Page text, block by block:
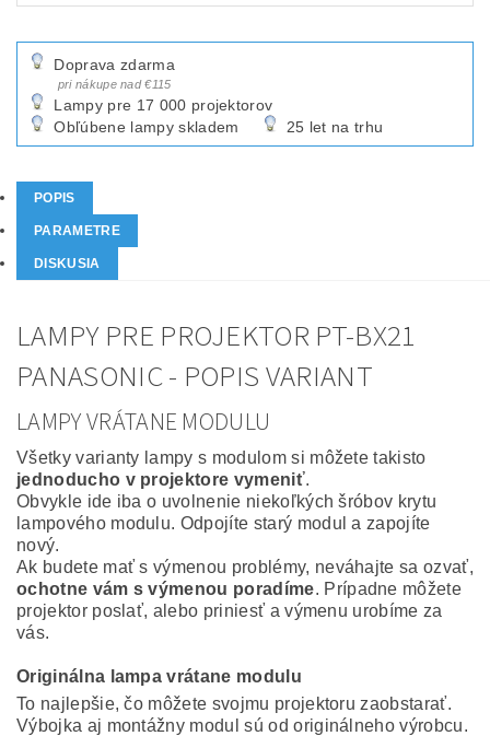
Doprava zdarma
pri nákupe nad €115
Lampy pre 17 000 projektorov
Obľúbene lampy skladem
25 let na trhu
POPIS
PARAMETRE
DISKUSIA
LAMPY PRE PROJEKTOR PT-BX21
PANASONIC - POPIS VARIANT
LAMPY VRÁTANE MODULU
Všetky varianty lampy s modulom si môžete takisto
jednoducho v projektore vymeniť.
Obvykle ide iba o uvolnenie niekoľkých šróbov krytu
lampového modulu. Odpojíte starý modul a zapojíte
nový.
Ak budete mať s výmenou problémy, neváhajte sa ozvať,
ochotne vám s výmenou poradíme. Prípadne môžete
projektor poslať, alebo priniesť a výmenu urobíme za
vás.
Originálna lampa vrátane modulu
To najlepšie, čo môžete svojmu projektoru zaobstarať.
Výbojka aj montážny modul sú od originálneho výrobcu.